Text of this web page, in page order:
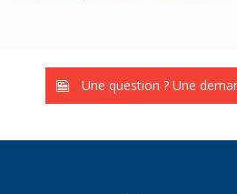
Une question ? Une